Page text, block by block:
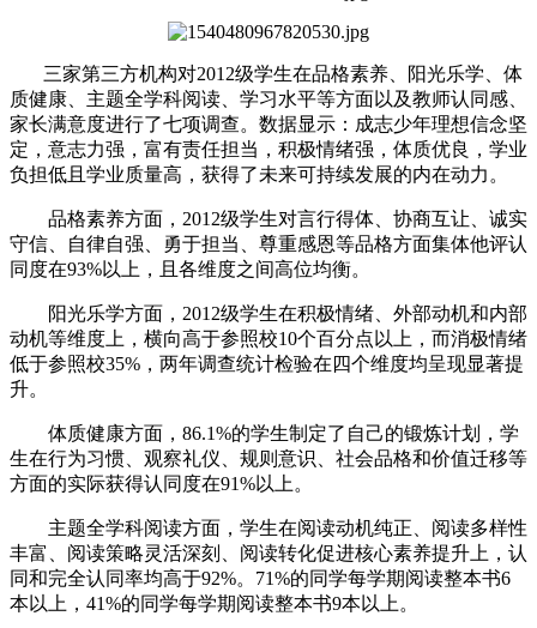
三家第三方机构对2012级学生在品格素养、阳光乐学、体
质健康、主题全学科阅读、学习水平等方面以及教师认同感、
家长满意度进行了七项调查。数据显示：成志少年理想信念坚
定，意志力强，富有责任担当，积极情绪强，体质优良，学业
负担低且学业质量高，获得了未来可持续发展的内在动力。
品格素养方面，2012级学生对言行得体、协商互让、诚实
守信、自律自强、勇于担当、尊重感恩等品格方面集体他评认
同度在93%以上，且各维度之间高位均衡。
阳光乐学方面，2012级学生在积极情绪、外部动机和内部
动机等维度上，横向高于参照校10个百分点以上，而消极情绪
低于参照校35%，两年调查统计检验在四个维度均呈现显著提
升。
体质健康方面，86.1%的学生制定了自己的锻炼计划，学
生在行为习惯、观察礼仪、规则意识、社会品格和价值迁移等
方面的实际获得认同度在91%以上。
主题全学科阅读方面，学生在阅读动机纯正、阅读多样性
丰富、阅读策略灵活深刻、阅读转化促进核心素养提升上，认
同和完全认同率均高于92%。71%的同学每学期阅读整本书6
本以上，41%的同学每学期阅读整本书9本以上。